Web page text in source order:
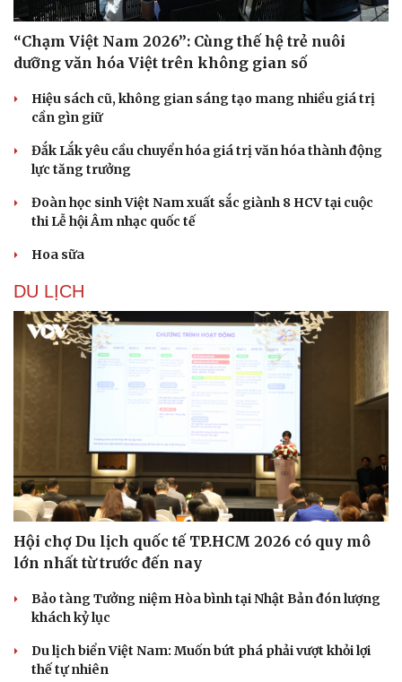
Sức khỏe
Dinh dưỡng - món ngon
Sản phụ khoa
Làm đẹp - giảm cân
Phòng mạch online
Ăn sạch sống khỏe
Đời sống
Nhà đẹp
Blog
Tình yêu - Gia đình
“Chạm Việt Nam 2026”: Cùng thế hệ trẻ nuôi
dưỡng văn hóa Việt trên không gian số
Hiệu sách cũ, không gian sáng tạo mang nhiều giá trị
cần gìn giữ
Đắk Lắk yêu cầu chuyển hóa giá trị văn hóa thành động
lực tăng trưởng
Đoàn học sinh Việt Nam xuất sắc giành 8 HCV tại cuộc
thi Lễ hội Âm nhạc quốc tế
Hoa sữa
DU LỊCH
Hội chợ Du lịch quốc tế TP.HCM 2026 có quy mô
lớn nhất từ trước đến nay
Bảo tàng Tưởng niệm Hòa bình tại Nhật Bản đón lượng
khách kỷ lục
Du lịch biển Việt Nam: Muốn bứt phá phải vượt khỏi lợi
thế tự nhiên